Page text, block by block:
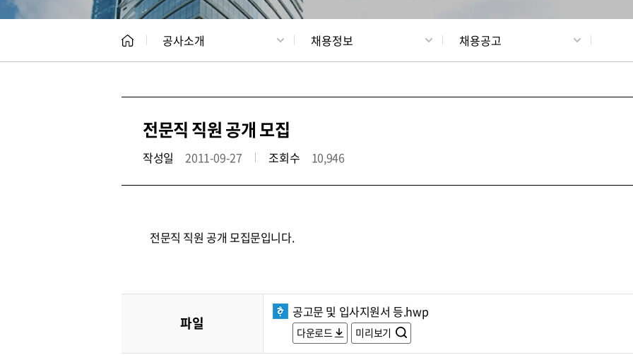
공사소개 채용정보 채용공고
전문직 직원 공개 모집
작성일 2011-09-27 조회수 10,946
전문직 직원 공개 모집문입니다.
파일
공고문 및 입사지원서 등.hwp
다운로드 미리보기